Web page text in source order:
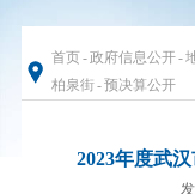
首页-政府信息公开-
柏泉街-预决算公开
2023年度武